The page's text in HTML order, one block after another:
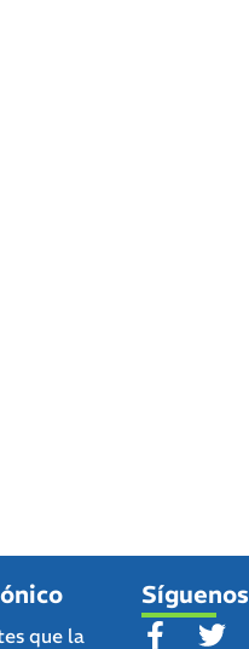
que la
Síguenos